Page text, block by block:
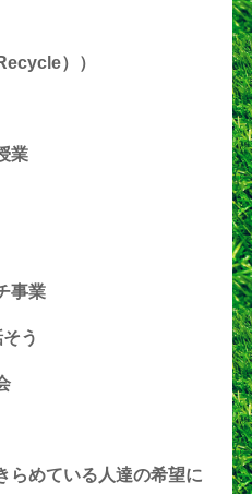
））
業
事業
う
らめている人達の希望に